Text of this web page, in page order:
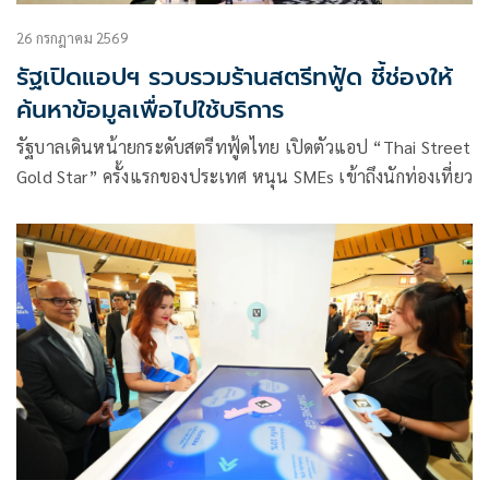
26 กรกฎาคม 2569
รัฐเปิดแอปฯ รวบรวมร้านสตรีทฟู้ด ชี้ช่องให้
ค้นหาข้อมูลเพื่อไปใช้บริการ
รัฐบาลเดินหน้ายกระดับสตรีทฟู้ดไทย เปิดตัวแอป “Thai Street
Gold Star” ครั้งแรกของประเทศ หนุน SMEs เข้าถึงนักท่องเที่ยว